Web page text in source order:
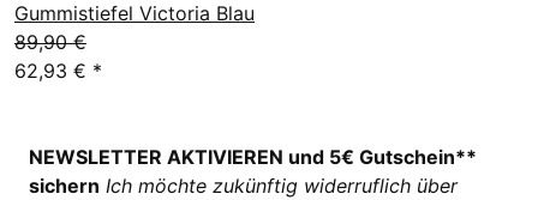
Gummistiefel Victoria Blau
89,90 €
62,93 € *
NEWSLETTER AKTIVIEREN und 5€ Gutschein**
sichern Ich möchte zukünftig widerruflich über